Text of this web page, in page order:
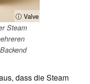
ⓘ Valve
Steam
dass die Steam